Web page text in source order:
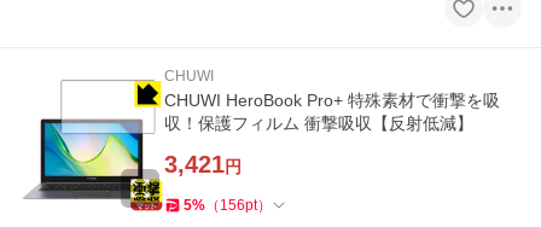
CHUWI
CHUWI HeroBook Pro+ 特殊素材で衝撃を吸
収！保護フィルム 衝撃吸収【反射低減】
3,421円
5% （ 156pt）